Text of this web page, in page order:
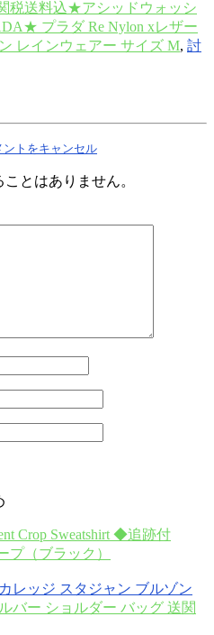
税送料込★アシッドウォッシ
プラダ Re Nylon xレザー
レインウェアー サイズ M, 討
ントをキャンセル
とはありません。
Crop Sweatshirt ◆追跡付
（ブラック）
カレッジ スタジャン ブルゾン
バー ショルダー バッグ 送関